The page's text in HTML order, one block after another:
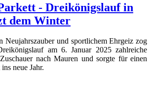
- Dreikönigslauf in
dem Winter
Neujahrszauber und sportlichem Ehrgeiz zog
am 6. Januar 2025 zahlreiche
nach Mauren und sorgte für einen
neue Jahr.